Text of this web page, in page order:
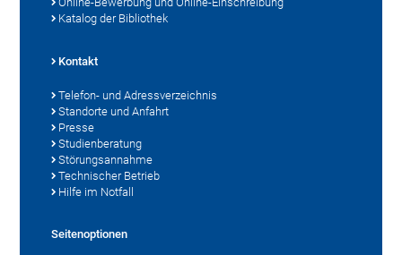
Katalog der Bibliothek
Kontakt
Telefon- und Adressverzeichnis
Standorte und Anfahrt
Presse
Studienberatung
Störungsannahme
Technischer Betrieb
Hilfe im Notfall
Seitenoptionen